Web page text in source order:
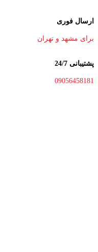
ارسال فوری
برای مشهد و تهران
پشتیبانی 24/7
09056458181